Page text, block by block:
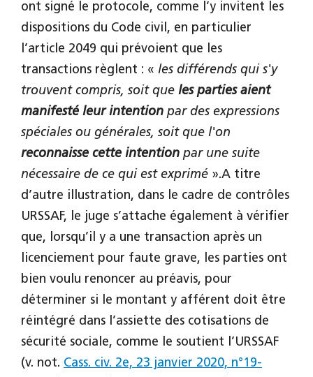
ont signé le protocole, comme l’y invitent les
dispositions du Code civil, en particulier
l’article 2049 qui prévoient que les
transactions règlent : « les différends qui s'y
trouvent compris, soit que les parties aient
manifesté leur intention par des expressions
spéciales ou générales, soit que l'on
reconnaisse cette intention par une suite
nécessaire de ce qui est exprimé ».A titre
d’autre illustration, dans le cadre de contrôles
URSSAF, le juge s’attache également à vérifier
que, lorsqu’il y a une transaction après un
licenciement pour faute grave, les parties ont
bien voulu renoncer au préavis, pour
déterminer si le montant y afférent doit être
réintégré dans l’assiette des cotisations de
sécurité sociale, comme le soutient l’URSSAF
(v. not. Cass. civ. 2e, 23 janvier 2020, n°19-